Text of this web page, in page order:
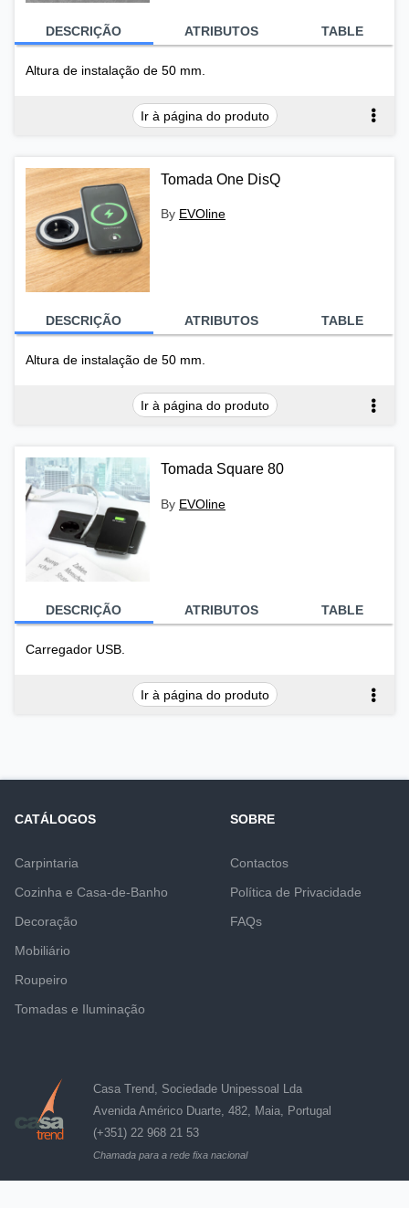
DESCRIÇÃO ATRIBUTOS TABLE
Altura de instalação de 50 mm.
Ir à página do produto
Tomada One DisQ
By EVOline
DESCRIÇÃO ATRIBUTOS TABLE
Altura de instalação de 50 mm.
Ir à página do produto
Tomada Square 80
By EVOline
DESCRIÇÃO ATRIBUTOS TABLE
Carregador USB.
Ir à página do produto
CATÁLOGOS
Carpintaria
Cozinha e Casa-de-Banho
Decoração
Mobiliário
Roupeiro
Tomadas e Iluminação
SOBRE
Contactos
Política de Privacidade
FAQs
Casa Trend, Sociedade Unipessoal Lda
Avenida Américo Duarte, 482, Maia, Portugal
(+351) 22 968 21 53
Chamada para a rede fixa nacional